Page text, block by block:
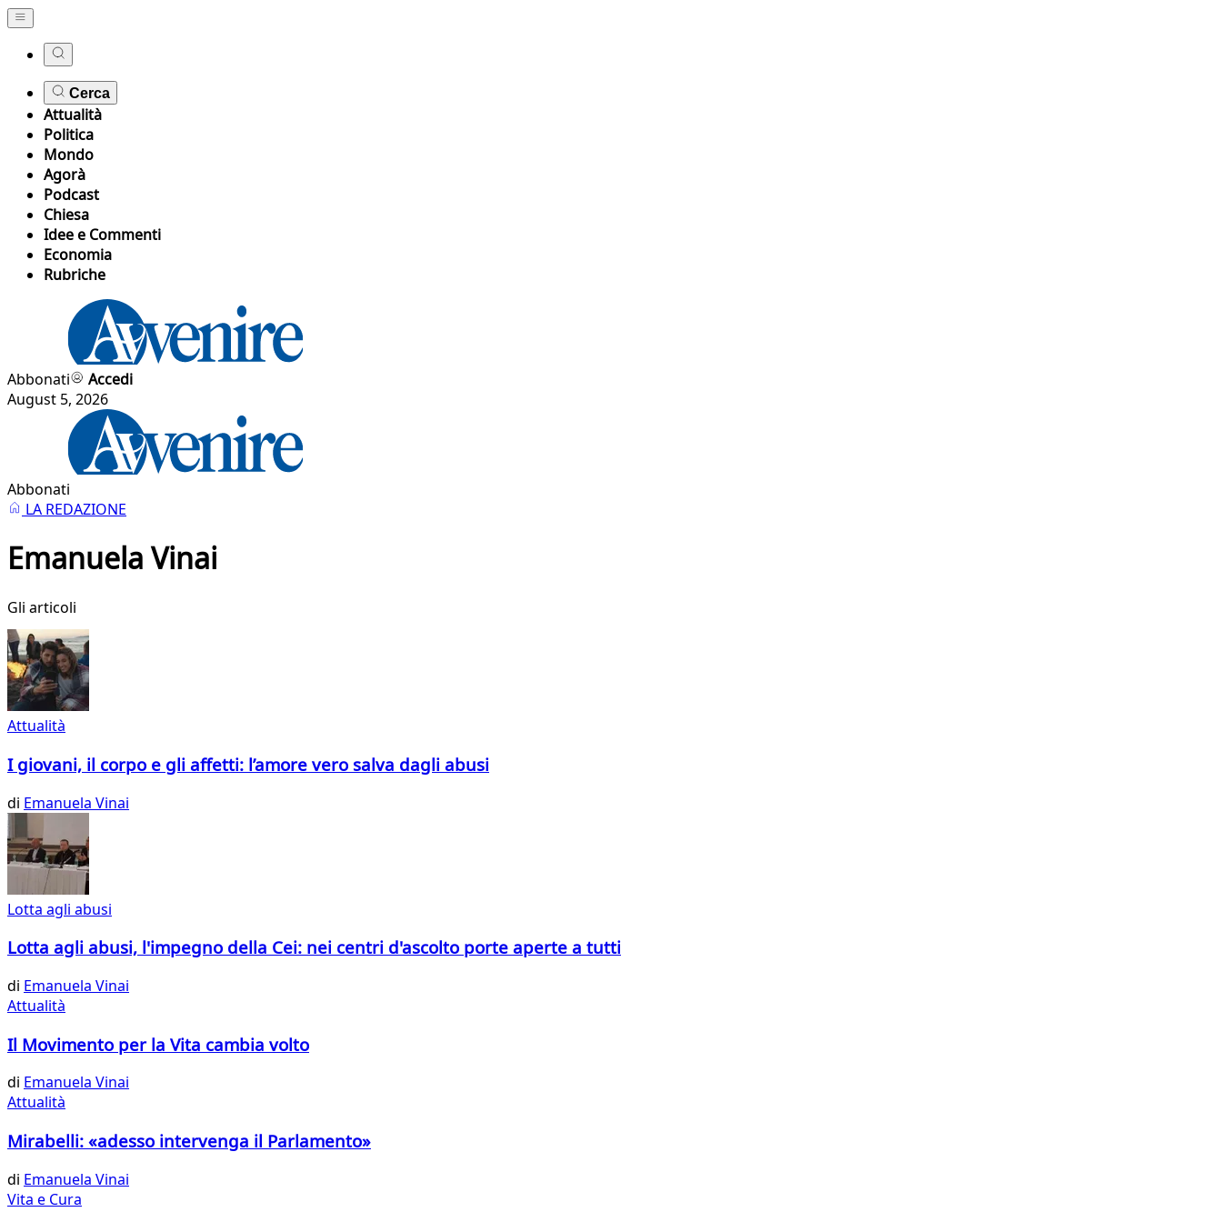
Cerca
Attualità
Politica
Mondo
Agorà
Podcast
Chiesa
Idee e Commenti
Economia
Rubriche
Abbonati
Accedi
August 5, 2026
Abbonati
LA REDAZIONE
Emanuela Vinai
Gli articoli
Attualità
I giovani, il corpo e gli affetti: l’amore vero salva dagli abusi
di Emanuela Vinai
Lotta agli abusi
Lotta agli abusi, l'impegno della Cei: nei centri d'ascolto porte aperte a tutti
di Emanuela Vinai
Attualità
Il Movimento per la Vita cambia volto
di Emanuela Vinai
Attualità
Mirabelli: «adesso intervenga il Parlamento»
di Emanuela Vinai
Vita e Cura